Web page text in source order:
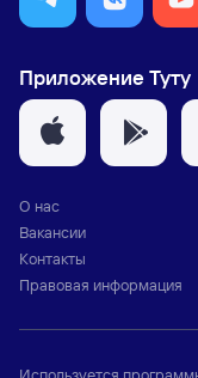
Приложение Туту
О нас
Вакансии
Контакты
Правовая информация